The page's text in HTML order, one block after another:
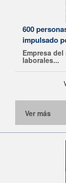
600
impulsado
Empresa
laborales...
Ver más